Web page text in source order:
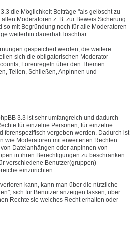
die Möglichkeit Beiträge "als gelöscht zu
Moderatoren z. B. zur Beweis Sicherung
so mit Begründung noch für alle Moderatoren
weiterhin dauerhaft löschbar.
gespeichert werden, die weitere
sich die obligatorischen Moderator-
Forenregeln über den Themen
Teilen, Schließen, Anpinnen und
3.3 ist sehr umfangreich und dadurch
für einzelne Personen, für einzelne
forenspezifisch vergeben werden. Dadurch ist
wie Moderatoren mit erweiterten Rechten
Dateianhängen oder anpinnen von
in ihren Berechtigungen zu beschränken.
verschiedene Benutzer(gruppen)
einzurichten.
kann, kann man über die nützliche
sich für Benutzer anzeigen lassen, über
Rechte sie welches Recht erhalten oder